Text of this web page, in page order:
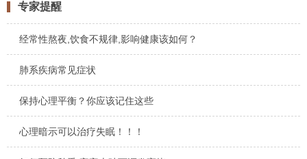
专家提醒
经常性熬夜,饮食不规律,影响健康该如何？
肺系疾病常见症状
保持心理平衡？你应该记住这些
心理暗示可以治疗失眠！！！